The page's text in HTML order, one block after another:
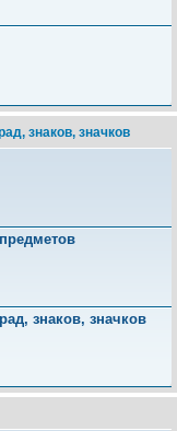
знаков, значков
знаков, значков